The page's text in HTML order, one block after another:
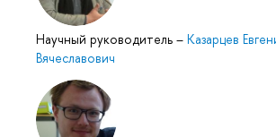
Научный руководитель – Казарцев
Вячеславович